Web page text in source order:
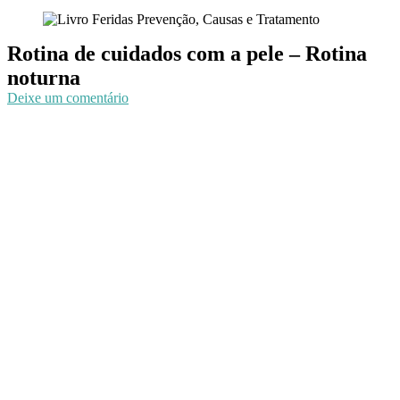
Rotina de cuidados com a pele – Rotina
noturna
Deixe um comentárioem